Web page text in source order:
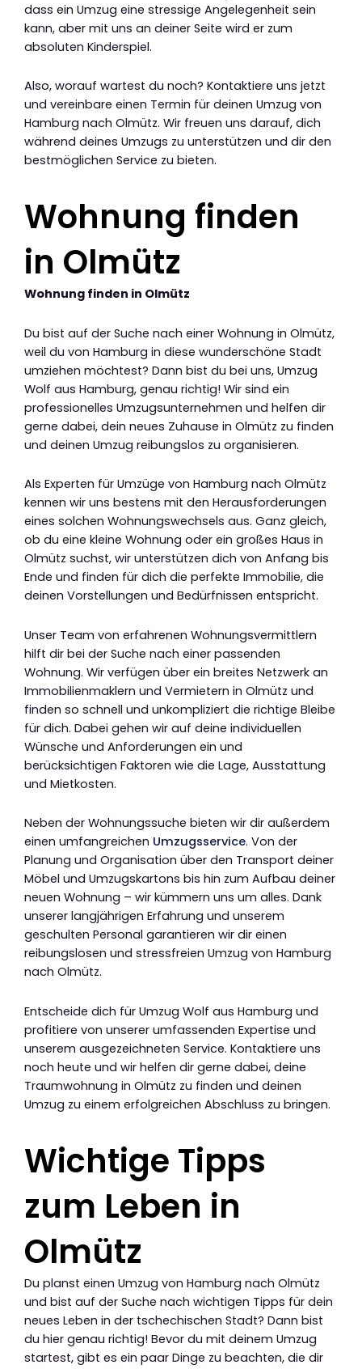
dass ein Umzug eine stressige Angelegenheit sein
kann, aber mit uns an deiner Seite wird er zum
absoluten Kinderspiel.
Also, worauf wartest du noch? Kontaktiere uns jetzt
und vereinbare einen Termin für deinen Umzug von
Hamburg nach Olmütz. Wir freuen uns darauf, dich
während deines Umzugs zu unterstützen und dir den
bestmöglichen Service zu bieten.
Wohnung finden
in Olmütz
Wohnung finden in Olmütz
Du bist auf der Suche nach einer Wohnung in Olmütz,
weil du von Hamburg in diese wunderschöne Stadt
umziehen möchtest? Dann bist du bei uns, Umzug
Wolf aus Hamburg, genau richtig! Wir sind ein
professionelles Umzugsunternehmen und helfen dir
gerne dabei, dein neues Zuhause in Olmütz zu finden
und deinen Umzug reibungslos zu organisieren.
Als Experten für Umzüge von Hamburg nach Olmütz
kennen wir uns bestens mit den Herausforderungen
eines solchen Wohnungswechsels aus. Ganz gleich,
ob du eine kleine Wohnung oder ein großes Haus in
Olmütz suchst, wir unterstützen dich von Anfang bis
Ende und finden für dich die perfekte Immobilie, die
deinen Vorstellungen und Bedürfnissen entspricht.
Unser Team von erfahrenen Wohnungsvermittlern
hilft dir bei der Suche nach einer passenden
Wohnung. Wir verfügen über ein breites Netzwerk an
Immobilienmaklern und Vermietern in Olmütz und
finden so schnell und unkompliziert die richtige Bleibe
für dich. Dabei gehen wir auf deine individuellen
Wünsche und Anforderungen ein und
berücksichtigen Faktoren wie die Lage, Ausstattung
und Mietkosten.
Neben der Wohnungssuche bieten wir dir außerdem
einen umfangreichen Umzugsservice. Von der
Planung und Organisation über den Transport deiner
Möbel und Umzugskartons bis hin zum Aufbau deiner
neuen Wohnung – wir kümmern uns um alles. Dank
unserer langjährigen Erfahrung und unserem
geschulten Personal garantieren wir dir einen
reibungslosen und stressfreien Umzug von Hamburg
nach Olmütz.
Entscheide dich für Umzug Wolf aus Hamburg und
profitiere von unserer umfassenden Expertise und
unserem ausgezeichneten Service. Kontaktiere uns
noch heute und wir helfen dir gerne dabei, deine
Traumwohnung in Olmütz zu finden und deinen
Umzug zu einem erfolgreichen Abschluss zu bringen.
Wichtige Tipps
zum Leben in
Olmütz
Du planst einen Umzug von Hamburg nach Olmütz
und bist auf der Suche nach wichtigen Tipps für dein
neues Leben in der tschechischen Stadt? Dann bist
du hier genau richtig! Bevor du mit deinem Umzug
startest, gibt es ein paar Dinge zu beachten, die dir